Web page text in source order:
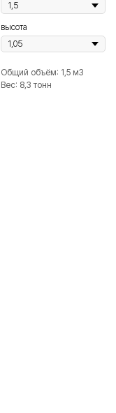
высота
Общий объём: 1,5 м3
Вес: 8,3 тонн